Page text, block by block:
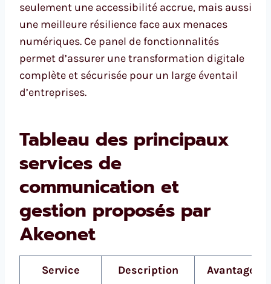
seulement une accessibilité accrue, mais aussi
une meilleure résilience face aux menaces
numériques. Ce panel de fonctionnalités
permet d’assurer une transformation digitale
complète et sécurisée pour un large éventail
d’entreprises.
Tableau des principaux
services de
communication et
gestion proposés par
Akeonet
Service Description Avantage